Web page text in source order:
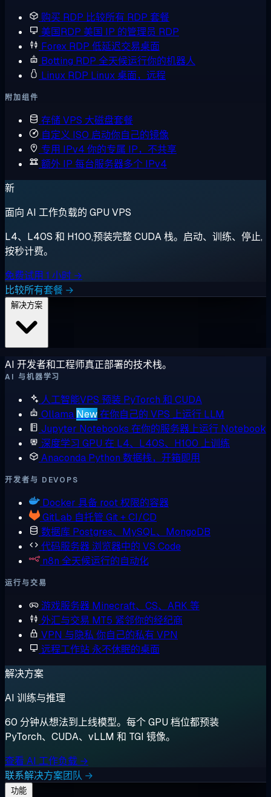
购买 RDP 比较所有 RDP 套餐
美国RDP 美国 IP 的管理员 RDP
Forex RDP 低延迟交易桌面
Botting RDP 全天候运行你的机器人
Linux RDP Linux 桌面，远程
附加组件
存储 VPS 大磁盘套餐
自定义 ISO 启动你自己的镜像
专用 IPv4 你的专属 IP，不共享
额外 IP 每台服务器多个 IPv4
新
面向 AI 工作负载的 GPU VPS
L4、L40S 和 H100,预装完整 CUDA 栈。启动、训练、停止,
按秒计费。
免费试用 1 小时 →
比较所有套餐 →
AI 开发者和工程师真正部署的技术栈。
AI 与机器学习
人工智能VPS 预装 PyTorch 和 CUDA
Ollama New在你自己的 VPS 上运行 LLM
Jupyter Notebooks 在你的服务器上运行 Notebook
深度学习 GPU 在 L4、L40S、H100 上训练
Anaconda Python 数据栈，开箱即用
开发者与 DEVOPS
Docker 具备 root 权限的容器
GitLab 自托管 Git + CI/CD
数据库 Postgres、MySQL、MongoDB
代码服务器 浏览器中的 VS Code
n8n 全天候运行的自动化
运行与交易
游戏服务器 Minecraft、CS、ARK 等
外汇与交易 MT5 紧邻你的经纪商
VPN 与隐私 你自己的私有 VPN
远程工作站 永不休眠的桌面
解决方案
AI 训练与推理
60 分钟从想法到上线模型。每个 GPU 档位都预装
PyTorch、CUDA、vLLM 和 TGI 镜像。
查看 AI 工作负载 →
联系解决方案团队 →